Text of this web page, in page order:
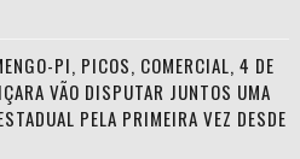
PI, PICOS, COMERCIAL, 4 DE
VÃO DISPUTAR JUNTOS UMA
PELA PRIMEIRA VEZ DESDE